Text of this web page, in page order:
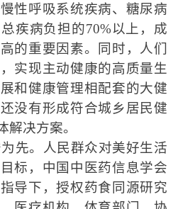
性呼吸系统疾病、糖尿病
疾病负担的70%以上，成
的重要因素。同时，人们
实现主动健康的高质量生
和健康管理相配套的大健
没有形成符合城乡居民健
解决方案。
先。人民群众对美好生活
标，中国中医药信息学会
导下，授权药食同源研究